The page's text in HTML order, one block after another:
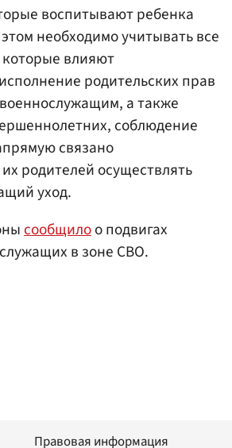
воспитывают ребенка
необходимо учитывать все
которые влияют
родительских прав
а также
соблюдение
связано
родителей осуществлять
уход.
сообщилоо подвигах
в зоне СВО.
Правовая информация